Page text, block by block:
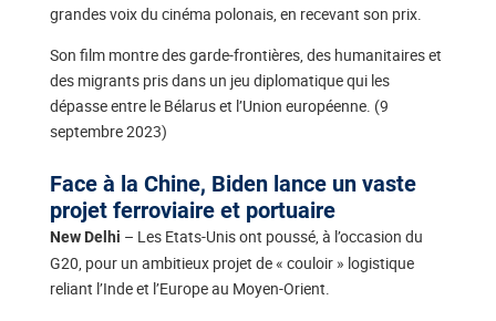
grandes voix du cinéma polonais, en recevant son prix.
Son film montre des garde-frontières, des humanitaires et
des migrants pris dans un jeu diplomatique qui les
dépasse entre le Bélarus et l’Union européenne. (9
septembre 2023)
Face à la Chine, Biden lance un vaste
projet ferroviaire et portuaire
New Delhi – Les Etats-Unis ont poussé, à l’occasion du
G20, pour un ambitieux projet de « couloir » logistique
reliant l’Inde et l’Europe au Moyen-Orient.